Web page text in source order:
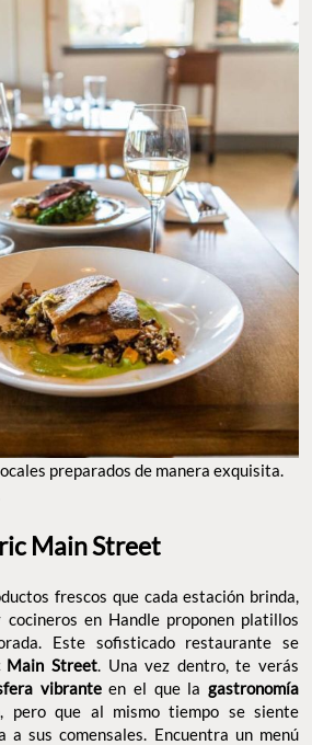
preparados de manera exquisita.
Main Street
frescos que cada estación brinda,
en Handle proponen platillos
Este sofisticado restaurante se
Main Street . Una vez dentro, te verás
vibranteen el que la gastronomía
, pero que al mismo tiempo se siente
a sus comensales. Encuentra un menú